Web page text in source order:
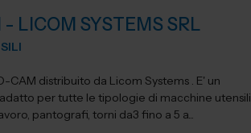
LICOM SYSTEMS SRL
. E' un
per tutte le tipologie di macchine utensili
pantografi, torni da3 fino a 5 a...